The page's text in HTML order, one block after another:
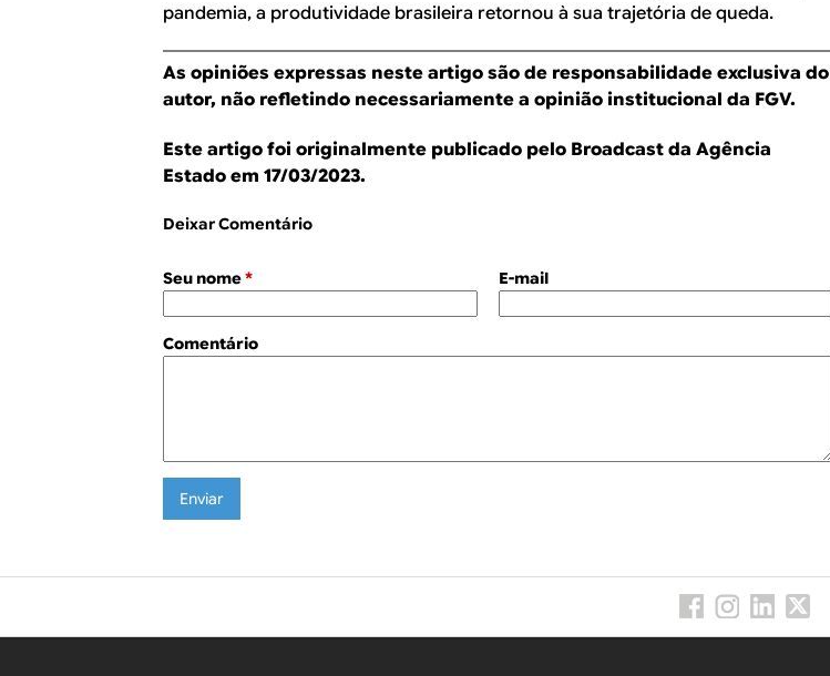
pandemia, a produtividade brasileira retornou à sua trajetória de queda.
As opiniões expressas neste artigo são de responsabilidade exclusiva do
autor, não refletindo necessariamente a opinião institucional da FGV.
Este artigo foi originalmente publicado pelo Broadcast da Agência
Estado em 17/03/2023.
Deixar Comentário
Seu nome* E-mail
Comentário